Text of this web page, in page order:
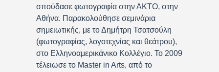
σπούδασε φωτογραφία στην ΑΚΤΟ, στην
Αθήνα. Παρακολούθησε σεμινάρια
σημειωτικής, με το Δημήτρη Τσατσούλη
(φωτογραφίας, λογοτεχνίας και θεάτρου),
στο Ελληνοαμερικάνικο Κολλέγιο. Το 2009
τέλειωσε το Master in Arts, από το